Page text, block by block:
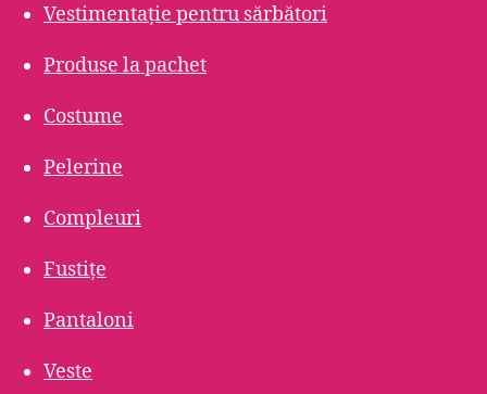
Vestimentație pentru sărbători
Produse la pachet
Costume
Pelerine
Compleuri
Fustițe
Pantaloni
Veste